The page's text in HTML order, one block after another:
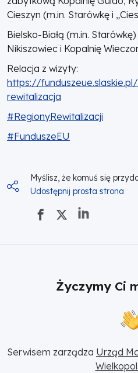
Cieszyn (m.in. Starówkę i
Bielsko-Białą (m.in.
Nikiszowiec i Kopalnię
Relacja z wizyty:
https://
rewitalizacja
#RegionyRewitalizacji
#FunduszeEU
Myślisz, że komuś się
Udostępnij prosta strona
Życzymy Ci
Serwisem zarządza Urząd